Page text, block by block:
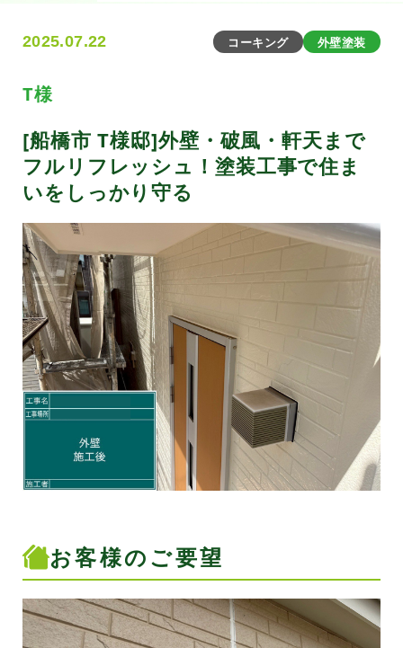
2025.07.22 コーキング 外壁塗装
T様
[船橋市 T様邸]外壁・破風・軒天まで
フルリフレッシュ！塗装工事で住ま
いをしっかり守る
お客様のご要望